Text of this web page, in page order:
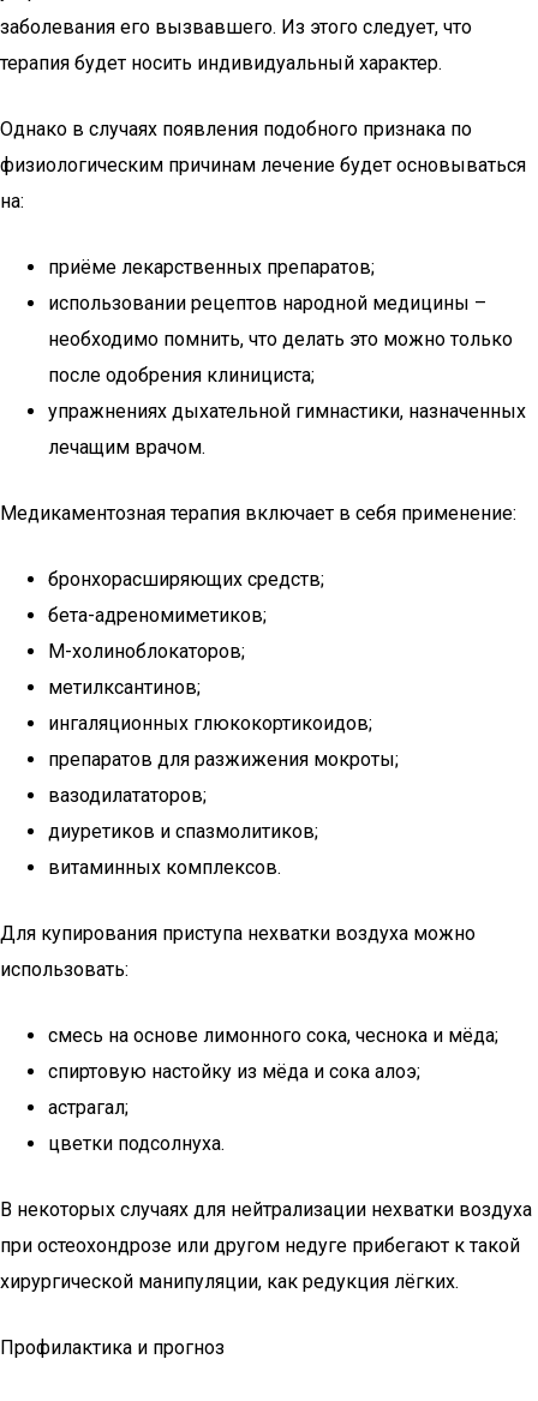
заболевания его вызвавшего. Из этого следует, что
терапия будет носить индивидуальный характер.
Однако в случаях появления подобного признака по
физиологическим причинам лечение будет основываться
на:
приёме лекарственных препаратов;
использовании рецептов народной медицины –
необходимо помнить, что делать это можно только
после одобрения клинициста;
упражнениях дыхательной гимнастики, назначенных
лечащим врачом.
Медикаментозная терапия включает в себя применение:
бронхорасширяющих средств;
бета-адреномиметиков;
М-холиноблокаторов;
метилксантинов;
ингаляционных глюкокортикоидов;
препаратов для разжижения мокроты;
вазодилататоров;
диуретиков и спазмолитиков;
витаминных комплексов.
Для купирования приступа нехватки воздуха можно
использовать:
смесь на основе лимонного сока, чеснока и мёда;
спиртовую настойку из мёда и сока алоэ;
астрагал;
цветки подсолнуха.
В некоторых случаях для нейтрализации нехватки воздуха
при остеохондрозе или другом недуге прибегают к такой
хирургической манипуляции, как редукция лёгких.
Профилактика и прогноз